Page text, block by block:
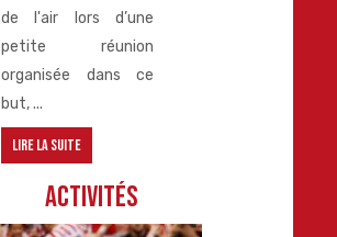
de l'air lors d’une
petite réunion
organisée dans ce
but, ...
Lire la suite
Activités